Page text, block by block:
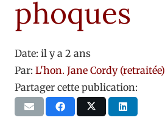
phoques
Date: il y a 2 ans
Par: L'hon. Jane Cordy (retraitée)
Partager cette publication: